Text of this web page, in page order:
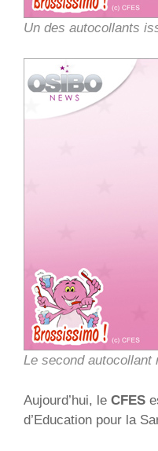
Un des autocollants
Le second autocollant
Aujourd’hui, le CFES
d’Education pour la